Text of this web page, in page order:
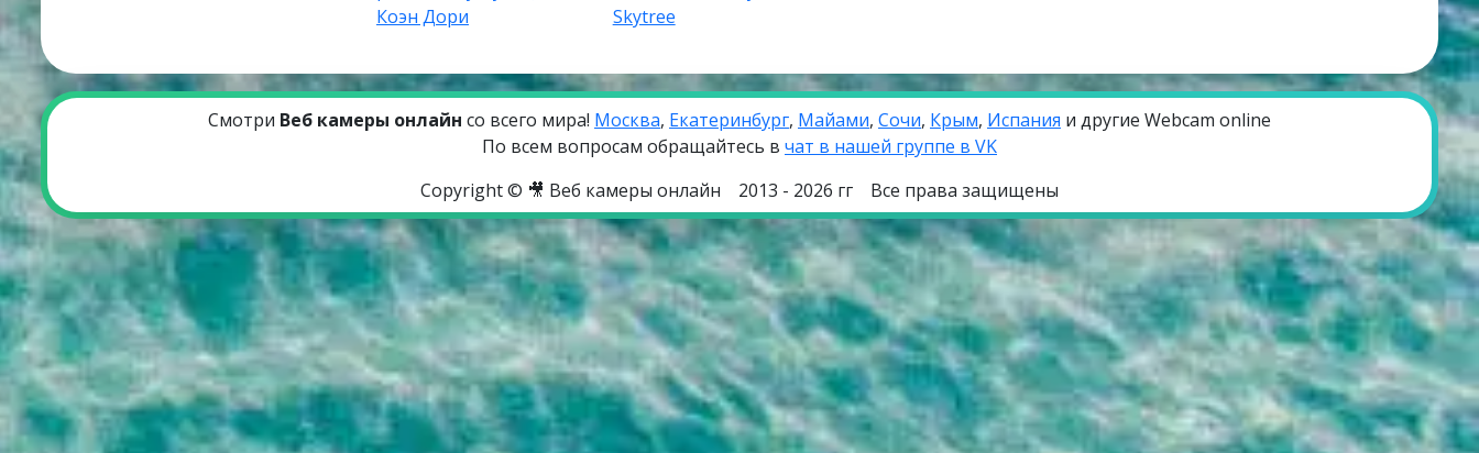
Коэн Дори
Skytree
Смотри Веб камеры онлайн со всего мира! Москва, Екатеринбург, Майами, Сочи, Крым, Испания и другие Webcam online
По всем вопросам обращайтесь в чат в нашей группе в VK
Copyright © 🎥 Веб камеры онлайн
2013 - 2026 гг Все права защищены